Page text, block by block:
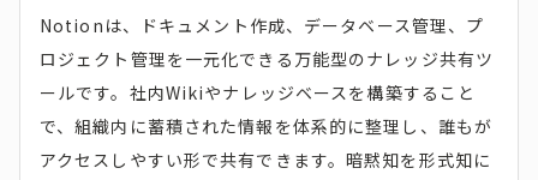
Notionは、ドキュメント作成、データベース管理、プ
ロジェクト管理を一元化できる万能型のナレッジ共有ツ
ールです。社内Wikiやナレッジベースを構築すること
で、組織内に蓄積された情報を体系的に整理し、誰もが
アクセスしやすい形で共有できます。暗黙知を形式知に